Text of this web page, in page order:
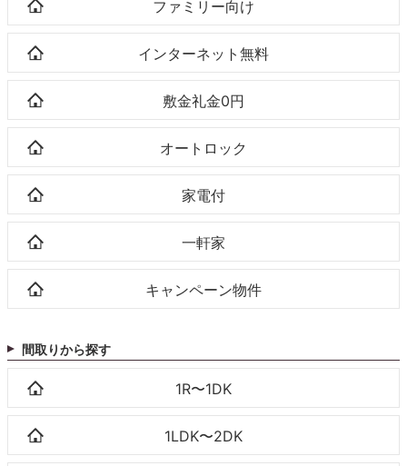
ファミリー向け
インターネット無料
敷金礼金0円
オートロック
家電付
一軒家
キャンペーン物件
間取りから探す
1R〜1DK
1LDK〜2DK